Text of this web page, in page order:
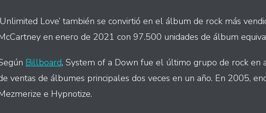
Love’ también se convirtió en el álbum de rock más
en enero de 2021 con 97.500 unidades de álbum
Billboard, System of a Down fue el último grupo de rock en
ventas de álbumes principales dos veces en un año. En 2005,
e Hypnotize.